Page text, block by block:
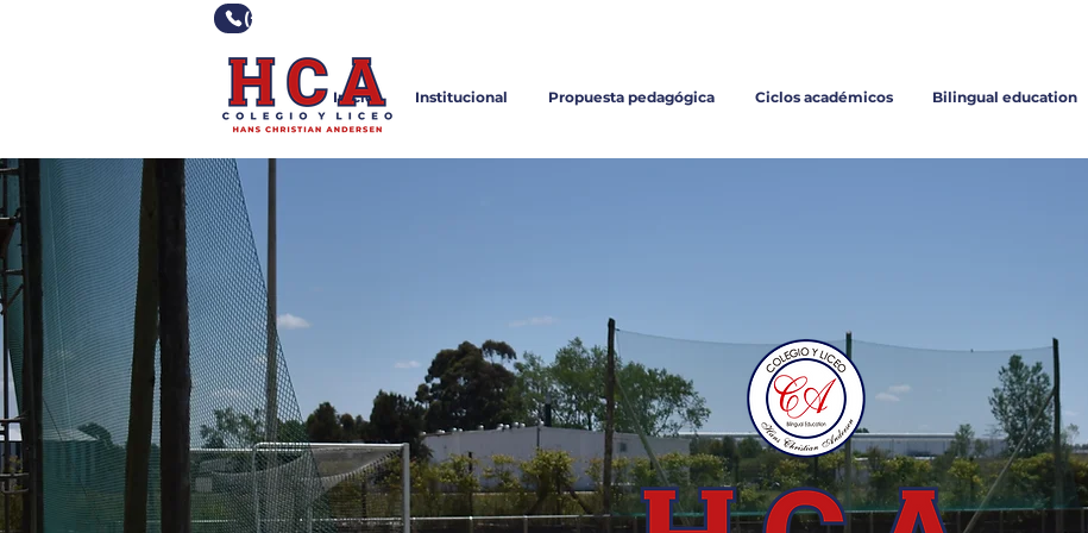
(+598) 2355 0928
Inicio Institucional Propuesta pedagógica Ciclos académicos Bilingual education